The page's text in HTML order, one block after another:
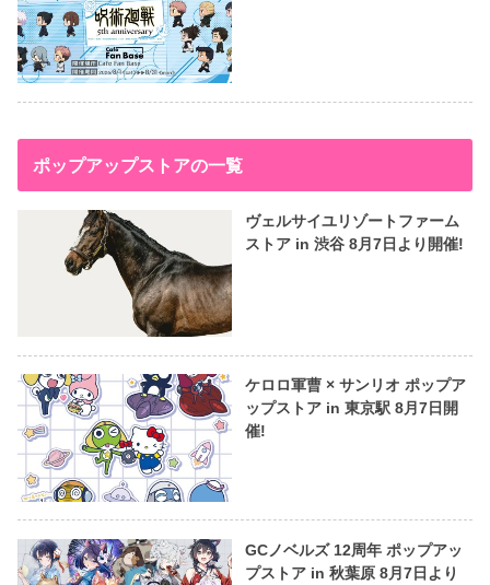
ポップアップストアの一覧
ヴェルサイユリゾートファーム
ストア in 渋谷 8月7日より開催!
ケロロ軍曹 × サンリオ ポップア
ップストア in 東京駅 8月7日開
催!
GCノベルズ 12周年 ポップアッ
プストア in 秋葉原 8月7日より